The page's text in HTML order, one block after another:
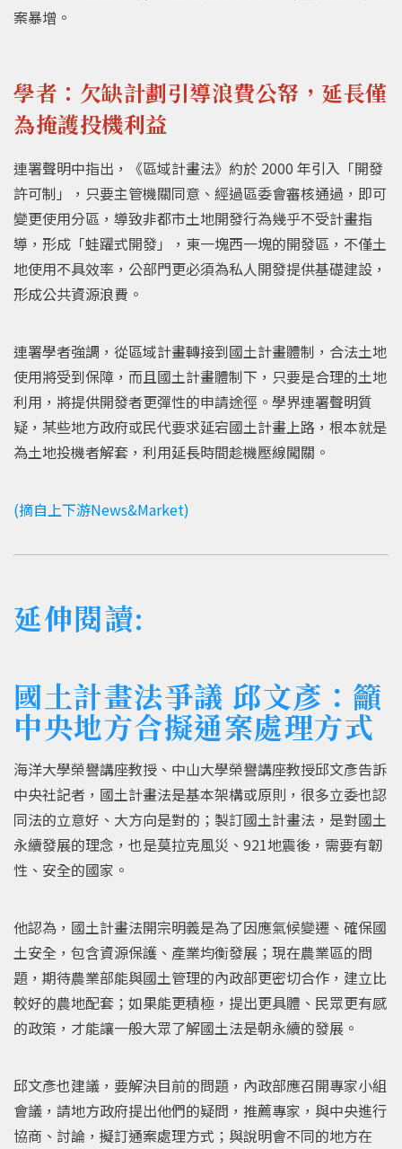
案暴增。
學者：欠缺計劃引導浪費公帑，延長僅
為掩護投機利益
連署聲明中指出，《區域計畫法》約於 2000 年引入「開發
許可制」，只要主管機關同意、經過區委會審核通過，即可
變更使用分區，導致非都市土地開發行為幾乎不受計畫指
導，形成「蛙躍式開發」，東一塊西一塊的開發區，不僅土
地使用不具效率，公部門更必須為私人開發提供基礎建設，
形成公共資源浪費。
連署學者強調，從區域計畫轉接到國土計畫體制，合法土地
使用將受到保障，而且國土計畫體制下，只要是合理的土地
利用，將提供開發者更彈性的申請途徑。學界連署聲明質
疑，某些地方政府或民代要求延宕國土計畫上路，根本就是
為土地投機者解套，利用延長時間趁機壓線闖關。
(摘自上下游News&Market)
延伸閱讀:
國土計畫法爭議 邱文彥：籲
中央地方合擬通案處理方式
海洋大學榮譽講座教授、中山大學榮譽講座教授邱文彥告訴
中央社記者，國土計畫法是基本架構或原則，很多立委也認
同法的立意好、大方向是對的；製訂國土計畫法，是對國土
永續發展的理念，也是莫拉克風災、921地震後，需要有韌
性、安全的國家。
他認為，國土計畫法開宗明義是為了因應氣候變遷、確保國
土安全，包含資源保護、產業均衡發展；現在農業區的問
題，期待農業部能與國土管理的內政部更密切合作，建立比
較好的農地配套；如果能更積極，提出更具體、民眾更有感
的政策，才能讓一般大眾了解國土法是朝永續的發展。
邱文彥也建議，要解決目前的問題，內政部應召開專家小組
會議，請地方政府提出他們的疑問，推薦專家，與中央進行
協商、討論，擬訂通案處理方式；與說明會不同的地方在